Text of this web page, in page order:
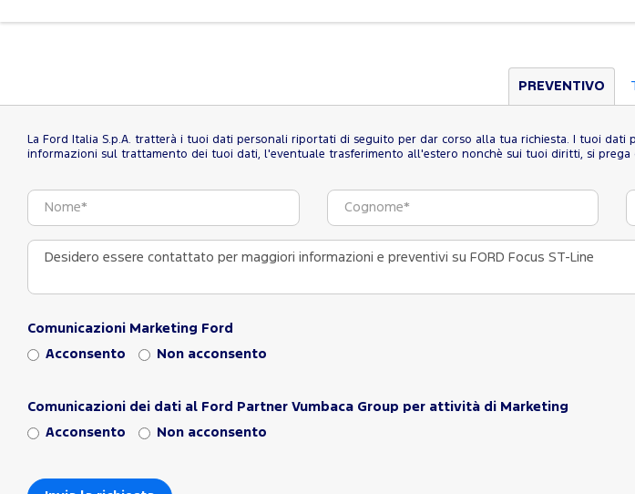
PREVENTIVO
La Ford Italia S.p.A. tratterà i tuoi dati personali riportati di seguito per dar corso alla tua richiesta. I tuoi
informazioni sul trattamento dei tuoi dati, l'eventuale trasferimento all'estero nonchè sui tuoi diritti, si prega
Comunicazioni Marketing Ford
Acconsento Non acconsento
Comunicazioni dei dati al Ford Partner Vumbaca Group per attività di Marketing
Acconsento Non acconsento